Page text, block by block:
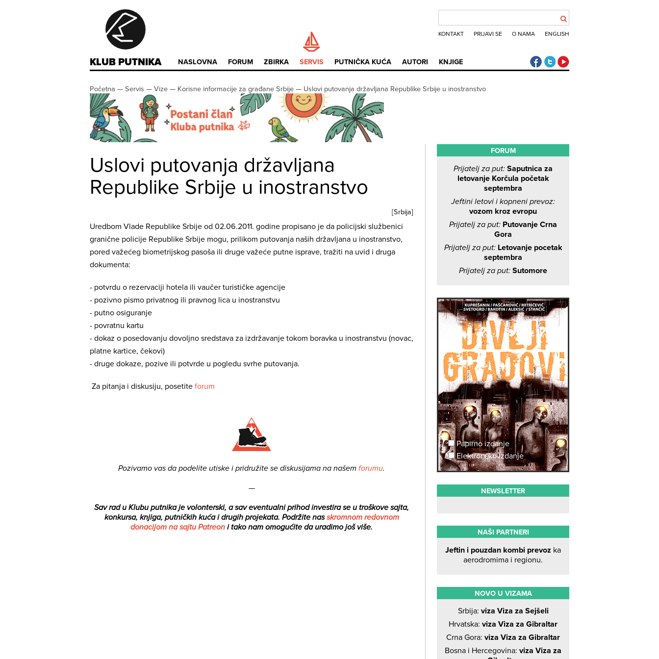
KLUB PUTNIKA
KONTAKT PRIJAVI SE O NAMA ENGLISH
NASLOVNA FORUM ZBIRKA SERVIS PUTNIČKA KUĆA AUTORI KNJIGE Klub putnika Facebook
Klub putnika Twitter
Početna — Servis — Vize — Korisne informacije za građane Srbije — Uslovi putovanja državljana Republike Srbije u inostranstvo
Uslovi putovanja državljana
Republike Srbije u inostranstvo
[Srbija]
Uredbom Vlade Republike Srbije od 02.06.2011. godine propisano je da policijski službenici
granične policije Republike Srbije mogu, prilikom putovanja naših državljana u inostranstvo,
pored važećeg biometrijskog pasoša ili druge važeće putne isprave, tražiti na uvid i druga
dokumenta:
- potvrdu o rezervaciji hotela ili vaučer turističke agencije
- pozivno pismo privatnog ili pravnog lica u inostranstvu
- putno osiguranje
- povratnu kartu
- dokaz o posedovanju dovoljno sredstava za izdržavanje tokom boravka u inostranstvu (novac,
platne kartice, čekovi)
- druge dokaze, pozive ili potvrde u pogledu svrhe putovanja.
Za pitanja i diskusiju, posetite forum
Pozivamo vas da podelite utiske i pridružite se diskusijama na našem forumu.
—
Sav rad u Klubu putnika je volonterski, a sav eventualni prihod investira se u troškove sajta,
konkursa, knjiga, putničkih kuća i drugih projekata. Podržite nasskromnom redovnom
donacijom na sajtu Patreon i tako nam omogućite da uradimo još više.
FORUM
Prijatelj za put: Saputnica za
letovanje Korčula početak
septembra
Jeftini letovi i kopneni prevoz:
vozom kroz evropu
Prijatelj za put: Putovanje Crna
Gora
Prijatelj za put: Letovanje pocetak
septembra
Prijatelj za put: Sutomore
Papirno izdanje
Elektronsko izdanje
NEWSLETTER
NAŠI PARTNERI
Jeftin i pouzdan kombi prevoz ka
aerodromima i regionu.
NOVO U VIZAMA
Srbija: viza Viza za Sejšeli
Hrvatska: viza Viza za Gibraltar
Crna Gora: viza Viza za Gibraltar
Bosna i Hercegovina: viza Viza za